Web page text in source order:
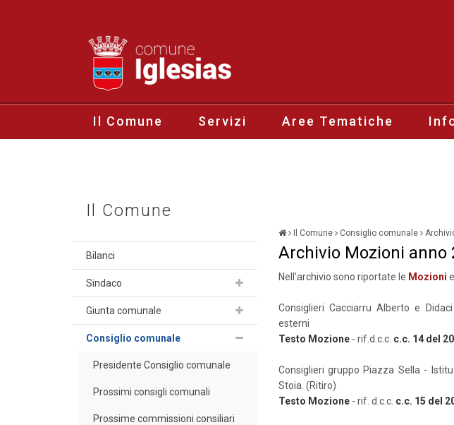
Il Comune Servizi Aree Tematiche
Il Comune
Bilanci
Sindaco
Giunta comunale
Consiglio comunale
Presidente Consiglio comunale
Prossimi consigli comunali
Prossime commissioni consiliari
Il Comune Consiglio comunale
Archivio Mozioni anno
Nell'archivio sono riportate le Mozioni
Consiglieri Cacciarru Alberto e
esterni
Testo Mozione- rif.d.c.c. c.c. 14 del
Consiglieri gruppo Piazza Sella -
Stoia. (Ritiro)
Testo Mozione - rif. d.c.c. c.c. 15 del